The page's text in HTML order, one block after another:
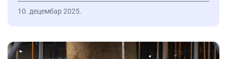
10. децембар 2025.